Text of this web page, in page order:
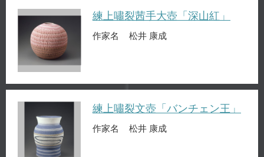
練上嘯裂茜手大壺「深山紅」
作家名 松井 康成
練上嘯裂文壺「バンチェン王」
作家名 松井 康成